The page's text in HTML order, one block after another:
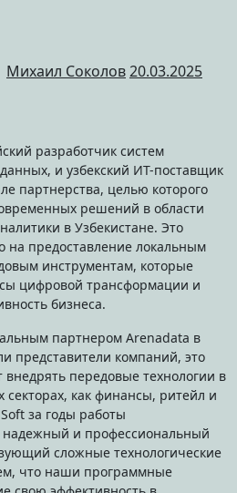
Михаил Соколов20.03.2025
и узбекский ИТ-поставщик
партнерства, целью которого
решений в области
в Узбекистане. Это
на предоставление локальным
инструментам, которые
цифровой трансформации и
бизнеса.
партнером Arenadata в
представители компаний, это
внедрять передовые технологии в
секторах, как финансы, ритейл и
за годы работы
надежный и профессиональный
сложные технологические
что наши программные